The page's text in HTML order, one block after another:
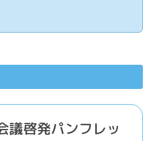
議啓発パンフレッ